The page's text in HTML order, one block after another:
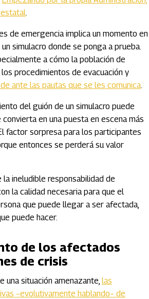
.
de emergencia implica un momento en
simulacro donde se ponga a prueba.
a cómo la población de
procedimientos de evacuación y
ante las pautas que se les comunica.
del guión de un simulacro puede
en una puesta en escena más
factor sorpresa para los participantes
entonces se perderá su valor
la ineludible responsabilidad de
la calidad necesaria para que el
que puede llegar a ser afectada,
puede hacer.
de los afectados
de crisis
una situación amenazante, las
–evolutivamente hablando– de